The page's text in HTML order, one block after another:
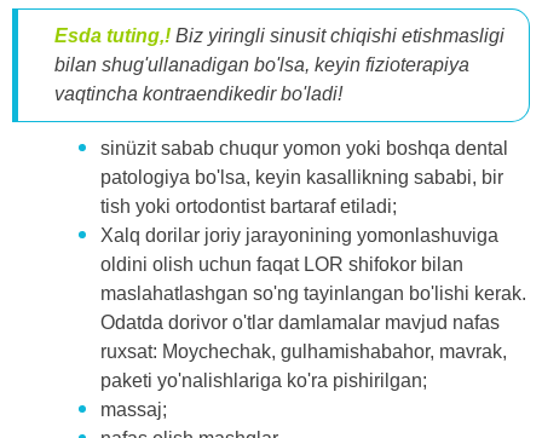
Esda tuting,! Biz yiringli sinusit chiqishi etishmasligi
bilan shug'ullanadigan bo'lsa, keyin fizioterapiya
vaqtincha kontraendikedir bo'ladi!
sinüzit sabab chuqur yomon yoki boshqa dental
patologiya bo'lsa, keyin kasallikning sababi, bir
tish yoki ortodontist bartaraf etiladi;
Xalq dorilar joriy jarayonining yomonlashuviga
oldini olish uchun faqat LOR shifokor bilan
maslahatlashgan so'ng tayinlangan bo'lishi kerak.
Odatda dorivor o'tlar damlamalar mavjud nafas
ruxsat: Moychechak, gulhamishabahor, mavrak,
paketi yo'nalishlariga ko'ra pishirilgan;
massaj;